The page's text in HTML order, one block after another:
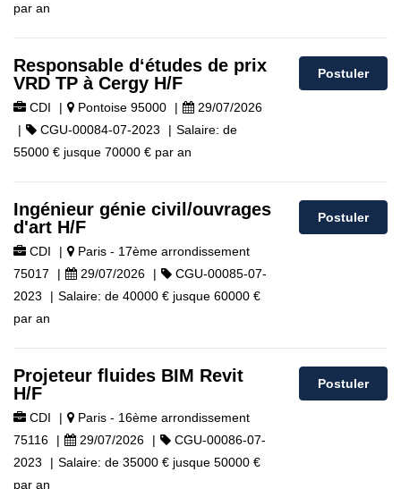
par an
Responsable d‘études de prix
VRD TP à Cergy H/F
CDI | Pontoise 95000 |
29/07/2026
|
CGU-00084-07-2023 | Salaire: de
55000 € jusque 70000 € par an
Postuler
Ingénieur génie civil/ouvrages
d'art H/F
CDI |
Paris - 17ème arrondissement
75017
| 29/07/2026 |
CGU-00085-07-
2023
| Salaire: de 40000 € jusque 60000 €
par an
Postuler
Projeteur fluides BIM Revit
H/F
CDI |
Paris - 16ème arrondissement
75116
| 29/07/2026 |
CGU-00086-07-
2023
| Salaire: de 35000 € jusque 50000 €
par an
Postuler